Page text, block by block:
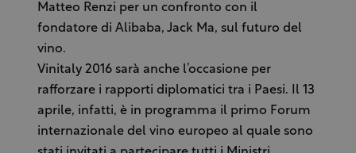
Matteo Renzi per un confronto con il
fondatore di Alibaba, Jack Ma, sul futuro del
vino.
Vinitaly 2016 sarà anche l’occasione per
rafforzare i rapporti diplomatici tra i Paesi. Il 13
aprile, infatti, è in programma il primo Forum
internazionale del vino europeo al quale sono